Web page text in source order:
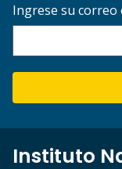
Ingrese su correo
Instituto